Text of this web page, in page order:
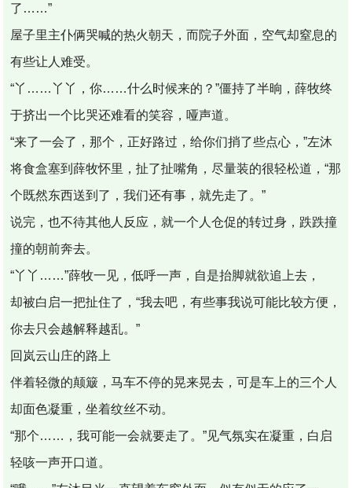
了……”
屋子里主仆俩哭喊的热火朝天，而院子外面，空气却窒息的
有些让人难受。
“丫……丫丫，你……什么时候来的？”僵持了半晌，薛牧终
于挤出一个比哭还难看的笑容，哑声道。
“来了一会了，那个，正好路过，给你们捎了些点心，”左沐
将食盒塞到薛牧怀里，扯了扯嘴角，尽量装的很轻松道，“那
个既然东西送到了，我们还有事，就先走了。”
说完，也不待其他人反应，就一个人仓促的转过身，跌跌撞
撞的朝前奔去。
“丫丫……”薛牧一见，低呼一声，自是抬脚就欲追上去，
却被白启一把扯住了，“我去吧，有些事我说可能比较方便，
你去只会越解释越乱。”
回岚云山庄的路上
伴着轻微的颠簸，马车不停的晃来晃去，可是车上的三个人
却面色凝重，坐着纹丝不动。
“那个……，我可能一会就要走了。”见气氛实在凝重，白启
轻咳一声开口道。